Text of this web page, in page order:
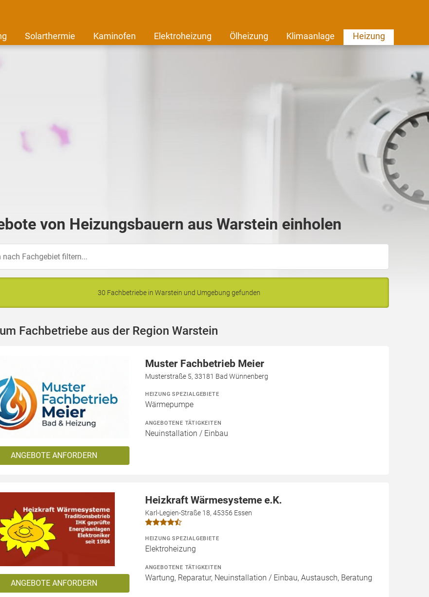
Solarthermie Kaminofen Elektroheizung Ölheizung Klimaanlage Heizung
von Heizungsbauern aus Warstein einholen
30 Fachbetriebe in Warstein und Umgebung gefunden
Fachbetriebe aus der Region Warstein
ANGEBOTE ANFORDERN
Muster Fachbetrieb Meier
Musterstraße 5, 33181 Bad Wünnenberg
HEIZUNG SPEZIALGEBIETE
Wärmepumpe
ANGEBOTENE TÄTIGKEITEN
Neuinstallation / Einbau
ANGEBOTE ANFORDERN
Heizkraft Wärmesysteme e.K.
Karl-Legien-Straße 18, 45356 Essen
HEIZUNG SPEZIALGEBIETE
Elektroheizung
ANGEBOTENE TÄTIGKEITEN
Wartung, Reparatur, Neuinstallation / Einbau, Austausch, Beratung